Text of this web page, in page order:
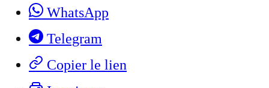
WhatsApp
Telegram
Copier le lien